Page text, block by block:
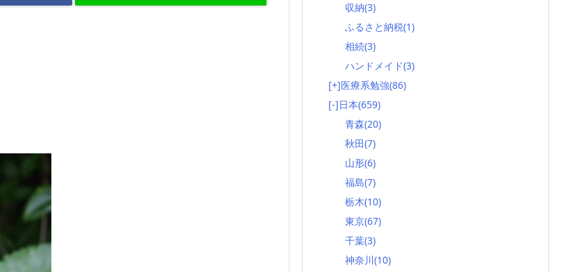
収納(3)
ふるさと納税(1)
相続(3)
ハンドメイド(3)
[+]医療系勉強(86)
[-]日本(659)
青森(20)
秋田(7)
山形(6)
福島(7)
栃木(10)
東京(67)
千葉(3)
神奈川(10)